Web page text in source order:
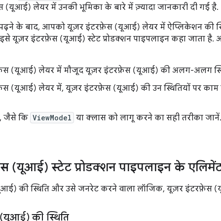
लेयर में उनकी भूमिका के बारे में ज़्यादा जानकारी दी गई है.
के बाद, आपको यूज़र इंटरफ़ेस (यूआई) लेयर में ऐप्लिकेशन की
इसे यूज़र इंटरफ़ेस (यूआई) स्टेट प्रोडक्शन पाइपलाइन कहा जाता है.
(यूआई) लेयर में मौजूद यूज़र इंटरफ़ेस (यूआई) की अलग-अलग
(यूआई) लेयर में, यूज़र इंटरफ़ेस (यूआई) की उन स्थितियों पर काम
जैसे कि ViewModel या क्लास को लागू करने का सही तरीका जानें.
(यूआई) स्टेट प्रोडक्शन पाइपलाइन के
की स्थिति और उसे जनरेट करने वाला लॉजिक, यूज़र इंटरफ़ेस
की स्थिति